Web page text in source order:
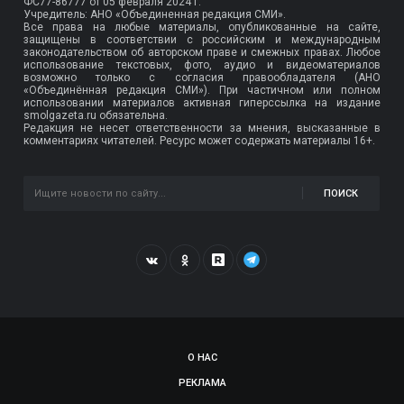
Учредитель: АНО «Объединенная редакция СМИ».
Все права на любые материалы, опубликованные на сайте,
защищены в соответствии с российским и международным
законодательством об авторском праве и смежных правах. Любое
использование текстовых, фото, аудио и видеоматериалов
возможно только с согласия правообладателя (АНО
«Объединённая редакция СМИ»). При частичном или полном
использовании материалов активная гиперссылка на издание
smolgazeta.ru обязательна.
Редакция не несет ответственности за мнения, высказанные в
комментариях читателей. Ресурс может содержать материалы 16+.
ПОИСК
О НАС
РЕКЛАМА